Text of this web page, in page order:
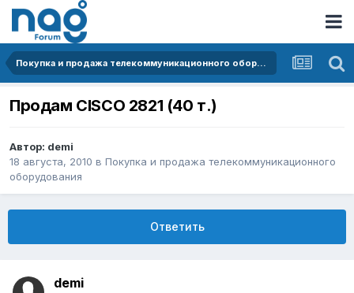
Покупка и продажа телекоммуникационного оборудования
Продам CISCO 2821 (40 т.)
Автор: demi
18 августа, 2010 в Покупка и продажа телекоммуникационного
оборудования
Ответить
demi